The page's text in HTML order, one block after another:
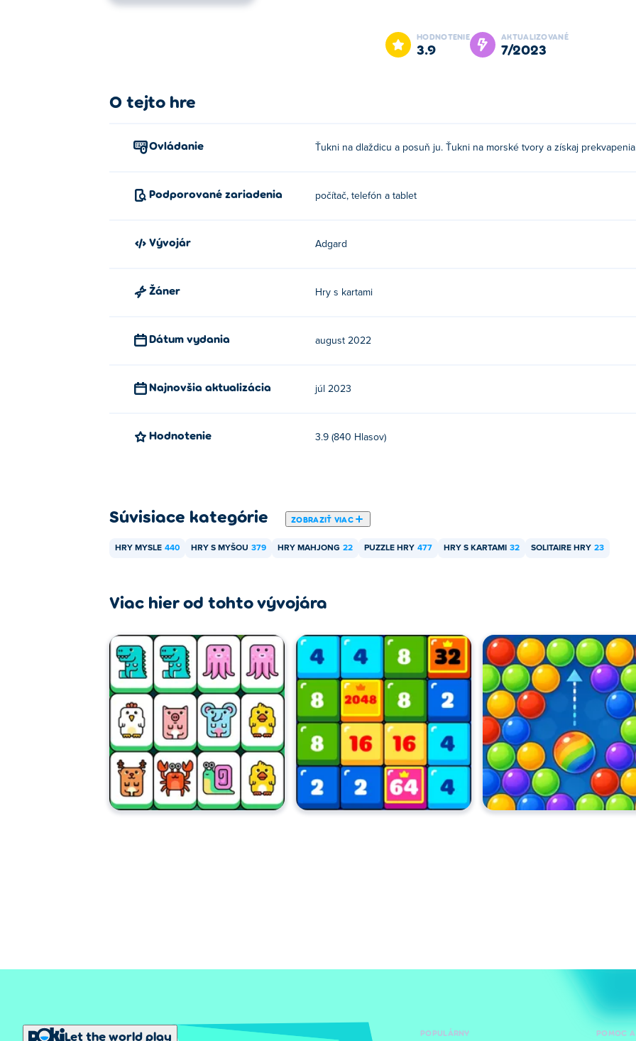
Tu si môžete zahrať Mahjoctopus. Mahjoctopus je jednou z našich vybraných Hry s kartami.
HODNOTENIE
3.9
AKTUALIZOVANÉ
7/2023
O tejto hre
Ovládanie Ťukni na dlaždicu a posuň ju. Ťukni na morské tvory a získaj
Podporované zariadenia počítač, telefón a tablet
Vývojár Adgard
Žáner Hry s kartami
Dátum vydania august 2022
Najnovšia aktualizácia júl 2023
Hodnotenie 3.9 (840 Hlasov)
Súvisiace kategórie ZOBRAZIŤ VIAC
HRY MYSLE 440 HRY S MYŠOU 379 HRY MAHJONG 22 PUZZLE HRY 477 HRY S KARTAMI 32 SOLITAIRE HRY 23
Viac hier od tohto vývojára
Let the world play POPULÁRNY POMOC